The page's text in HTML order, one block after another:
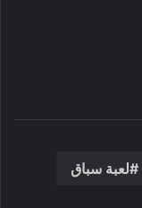
لعبة سباق